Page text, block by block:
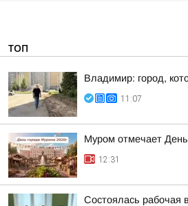
ТОП
Владимир: город,
11:07
Муром отмечает День
12:31
Состоялась рабочая